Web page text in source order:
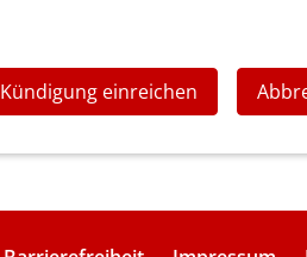
Kündigung einreichen